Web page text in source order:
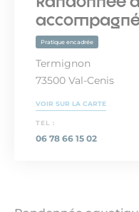
Pratique encadrée
Termignon
73500 Val-Cenis
VOIR SUR LA CARTE
TEL :
06 78 66 15 02